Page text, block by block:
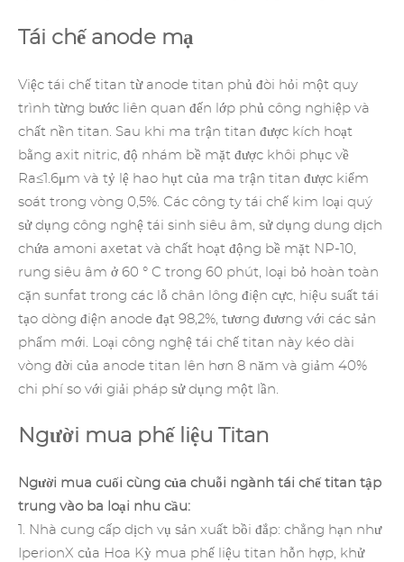
Tái chế anode mạ
Việc tái chế titan từ anode titan phủ đòi hỏi một quy
trình từng bước liên quan đến lớp phủ công nghiệp và
chất nền titan. Sau khi ma trận titan được kích hoạt
bằng axit nitric, độ nhám bề mặt được khôi phục về
Ra≤1.6μm và tỷ lệ hao hụt của ma trận titan được kiểm
soát trong vòng 0,5%. Các công ty tái chế kim loại quý
sử dụng công nghệ tái sinh siêu âm, sử dụng dung dịch
chứa amoni axetat và chất hoạt động bề mặt NP-10,
rung siêu âm ở 60 ° C trong 60 phút, loại bỏ hoàn toàn
cặn sunfat trong các lỗ chân lông điện cực, hiệu suất tái
tạo dòng điện anode đạt 98,2%, tương đương với các sản
phẩm mới. Loại công nghệ tái chế titan này kéo dài
vòng đời của anode titan lên hơn 8 năm và giảm 40%
chi phí so với giải pháp sử dụng một lần.
Người mua phế liệu Titan
Người mua cuối cùng của chuỗi ngành tái chế titan tập
trung vào ba loại nhu cầu:
1. Nhà cung cấp dịch vụ sản xuất bồi đắp: chẳng hạn như
IperionX của Hoa Kỳ mua phế liệu titan hỗn hợp, khử